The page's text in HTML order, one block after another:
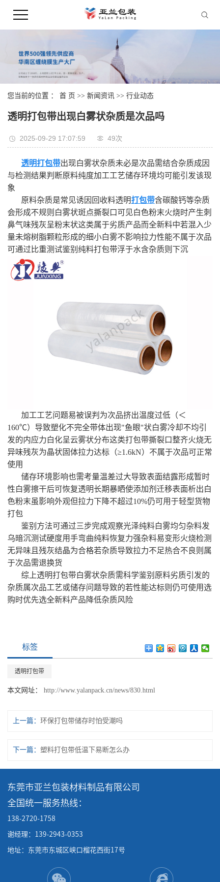
您当前的位置 ： 首 页 >> 新闻资讯 >> 行业动态
透明打包带出现白雾状杂质是次品吗
2025-09-29 17:07:59 49次
透明打包带出现白雾状杂质未必是次品需结合杂质成因
与检测结果判断原料纯度加工工艺储存环境均可能引发该现
象
原料杂质是常见诱因回收料透明打包带含碳酸钙等杂质
会形成不规则白雾状斑点撕裂口可见白色粉末火烧时产生刺
鼻气味残灰呈粉末状这类属于劣质产品而全新料中若混入少
量未熔树脂颗粒形成的细小白雾不影响拉力性能不属于次品
可通过比重测试鉴别纯料打包带浮于水含杂质则下沉
加工工艺问题易被误判为次品挤出温度过低（＜
160℃）导致塑化不完全带体出现"鱼眼"状白雾冷却不均引
发的内应力白化呈云雾状分布这类打包带撕裂口整齐火烧无
异味残灰为晶状固体拉力达标（≥1.6kN）不属于次品可正常
使用
储存环境影响也需考量温差过大导致表面结露形成暂时
性白雾擦干后可恢复透明长期暴晒使添加剂迁移表面析出白
色粉末虽影响外观但拉力下降不超过10%仍可用于轻型货物
打包
鉴别方法可通过三步完成观察光泽纯料白雾均匀杂料发
乌暗沉测试硬度用手弯曲纯料恢复力强杂料易变形火烧检测
无异味且残灰结晶为合格若杂质导致拉力不足热合不良则属
于次品需退换货
综上透明打包带白雾状杂质需科学鉴别原料劣质引发的
杂质属次品工艺或储存问题导致的若性能达标则仍可使用选
购时优先选全新料产品降低杂质风险
标签
透明打包带
本文网址： http://www.yalanpack.cn/news/830.html
上一篇： 环保打包带储存时怕受潮吗
下一篇： 塑料打包带低温下易断怎么办
东莞市亚兰包装材料制品有限公司
全国统一服务热线：
138-2720-1758
谢经理：139-2943-0353
地址：东莞市东城区峡口榴花西街17号